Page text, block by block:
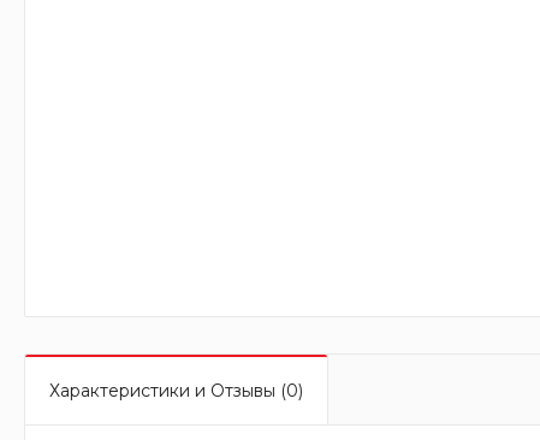
Характеристики и Отзывы (0)